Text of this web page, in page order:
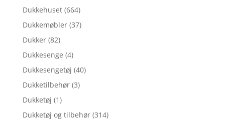
Dukkehuset (664)
Dukkemøbler (37)
Dukker (82)
Dukkesenge (4)
Dukkesengetøj (40)
Dukketilbehør (3)
Dukketøj (1)
Dukketøj og tilbehør (314)